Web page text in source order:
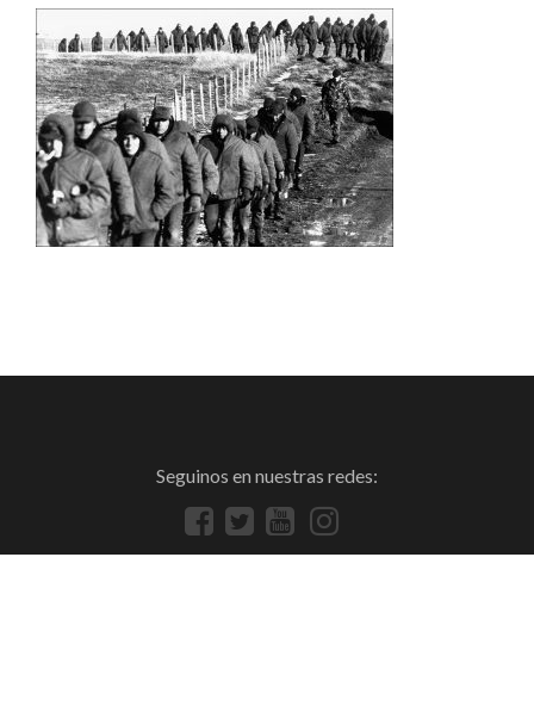
Seguinos en nuestras redes: